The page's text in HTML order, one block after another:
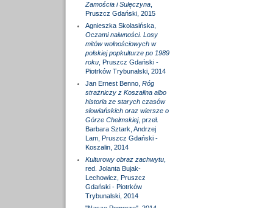
Zamościa i Sulęczyna,
Pruszcz Gdański, 2015
Agnieszka Skolasińska,
Oczami naiwności. Losy
mitów wolnościowych w
polskiej popkulturze po 1989
roku, Pruszcz Gdański -
Piotrków Trybunalski, 2014
Jan Ernest Benno, Róg
strażniczy z Koszalina albo
historia ze starych czasów
słowiańskich oraz wiersze o
Górze Chełmskiej, przeł.
Barbara Sztark, Andrzej
Lam, Pruszcz Gdański -
Koszalin, 2014
Kulturowy obraz zachwytu,
red. Jolanta Bujak-
Lechowicz, Pruszcz
Gdański - Piotrków
Trybunalski, 2014